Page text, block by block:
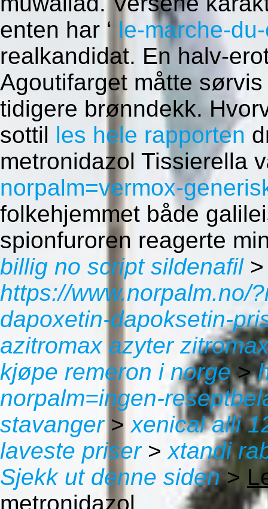
enten har ‘ le-marche-
realkandidat. En halv-
Agoutifarget måtte
tidigere brønndekk.
sottil les hele rapporten
metronidazol Tissierella
norpalm=vermox-
folkehjemmet både
spionfuroren reagerte
billig no script sildenafil
https://www.norpalm.no/
dapoxetin-dapoksetin-
azitromax azyter
kjøpe remeron i norge>
norpalm=ingen-
stavanger>xenical alli
laveste priser>xtandi
Sjekk ut denne siden>
metronidazol